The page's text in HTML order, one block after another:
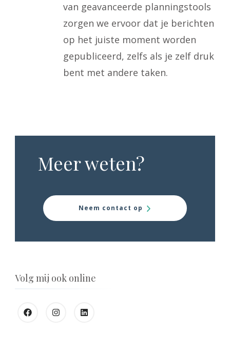
van geavanceerde planningstools
zorgen we ervoor dat je berichten
op het juiste moment worden
gepubliceerd, zelfs als je zelf druk
bent met andere taken.
Meer weten?
Neem contact op
Volg mij ook online